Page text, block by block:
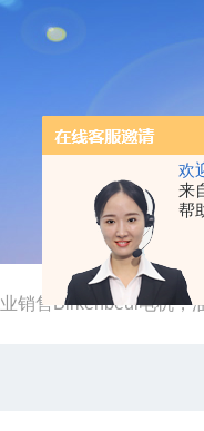
欢
来
帮
销售Birkenbeul电机，